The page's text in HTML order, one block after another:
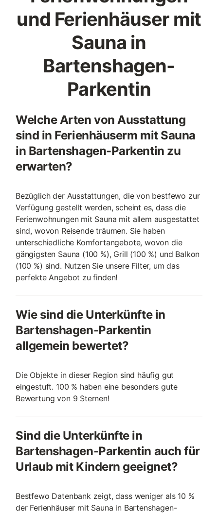
und Ferienhäuser mit
Sauna in
Bartenshagen-
Parkentin
Welche Arten von Ausstattung
sind in Ferienhäuserm mit Sauna
in Bartenshagen-Parkentin zu
erwarten?
Bezüglich der Ausstattungen, die von bestfewo zur
Verfügung gestellt werden, scheint es, dass die
Ferienwohnungen mit Sauna mit allem ausgestattet
sind, wovon Reisende träumen. Sie haben
unterschiedliche Komfortangebote, wovon die
gängigsten Sauna (100 %), Grill (100 %) und Balkon
(100 %) sind. Nutzen Sie unsere Filter, um das
perfekte Angebot zu finden!
Wie sind die Unterkünfte in
Bartenshagen-Parkentin
allgemein bewertet?
Die Objekte in dieser Region sind häufig gut
eingestuft. 100 % haben eine besonders gute
Bewertung von 9 Sternen!
Sind die Unterkünfte in
Bartenshagen-Parkentin auch für
Urlaub mit Kindern geeignet?
Bestfewo Datenbank zeigt, dass weniger als 10 %
der Ferienhäuser mit Sauna in Bartenshagen-